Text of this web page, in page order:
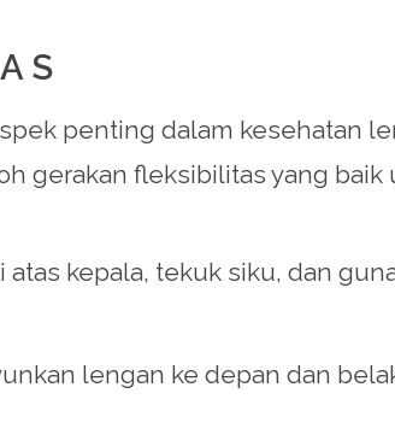
penting dalam kesehatan
gerakan fleksibilitas yang baik
atas kepala, tekuk siku, dan
lengan ke depan dan